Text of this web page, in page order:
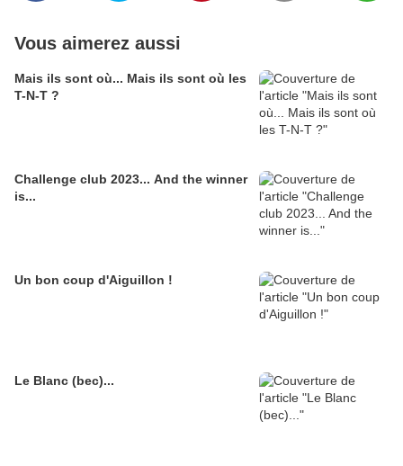
Vous aimerez aussi
Mais ils sont où... Mais ils sont où les
T-N-T ?
Challenge club 2023... And the winner
is...
Un bon coup d'Aiguillon !
Le Blanc (bec)...